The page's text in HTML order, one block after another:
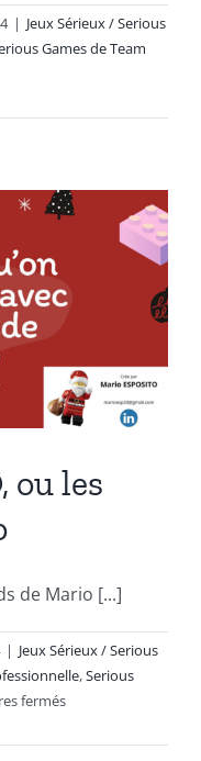
| Jeux Sérieux / Serious
Games de Team
ou les
de Mario [...]
| Jeux Sérieux / Serious
,Serious
ferméssur
pièces